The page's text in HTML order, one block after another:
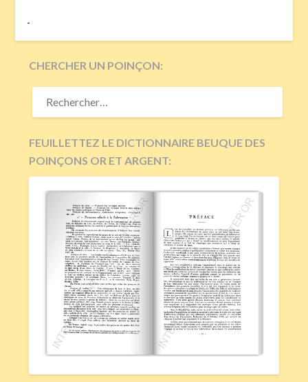
-
CHERCHER UN POINÇON:
RECHERCHER :
FEUILLETTEZ LE DICTIONNAIRE BEUQUE DES
POINÇONS OR ET ARGENT: